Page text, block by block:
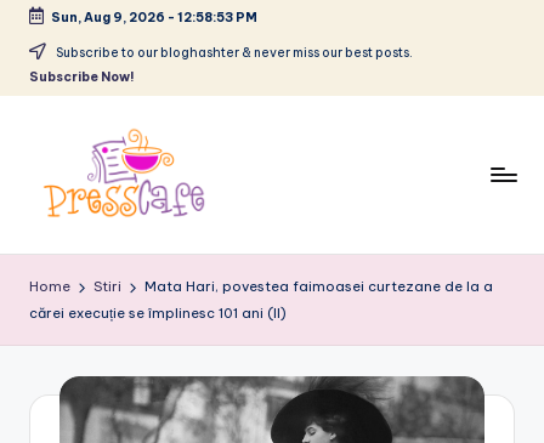
Skip
Sun, Aug 9, 2026 - 12:58:53 PM
Subscribe to our bloghashter & never miss our best posts.
Subscribe Now!
r
e
s
urbane
Home Stiri
Mata Hari, povestea faimoasei curtezane de la a
cărei execuție se împlinesc 101 ani (II)